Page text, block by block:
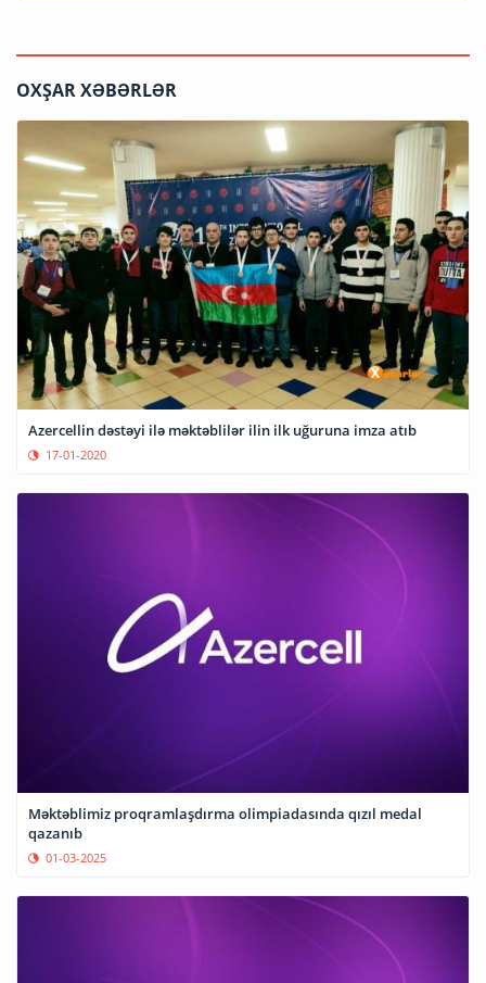
OXŞAR XƏBƏRLƏR
Azercellin dəstəyi ilə məktəblilər ilin ilk uğuruna imza atıb
17-01-2020
Məktəblimiz proqramlaşdırma olimpiadasında qızıl medal
qazanıb
01-03-2025